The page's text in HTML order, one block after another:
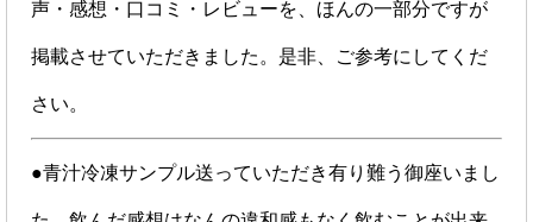
声・感想・口コミ・レビューを、ほんの一部分ですが
掲載させていただきました。是非、ご参考にしてくだ
さい。
●青汁冷凍サンプル送っていただき有り難う御座いまし